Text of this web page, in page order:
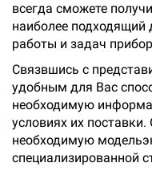
всегда сможете
наиболее подходящий
работы и задач
Связвшись с
удобным для Вас
необходимую
условиях их
необходимую
специализированной